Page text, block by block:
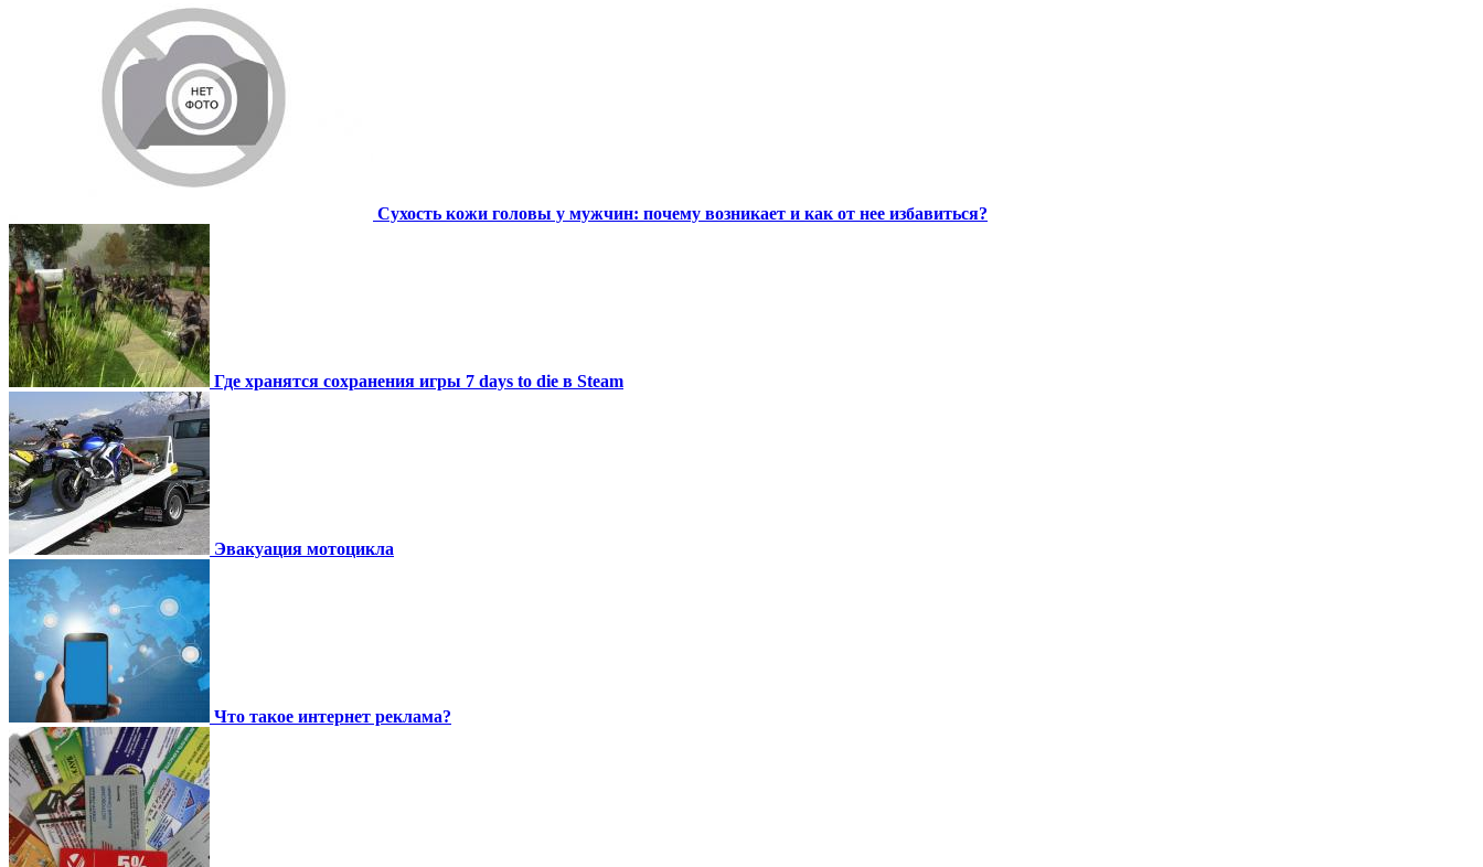
Сухость кожи головы у мужчин: почему возникает и как от нее избавиться?
Где хранятся сохранения игры 7 days to die в Steam
Эвакуация мотоцикла
Что такое интернет реклама?